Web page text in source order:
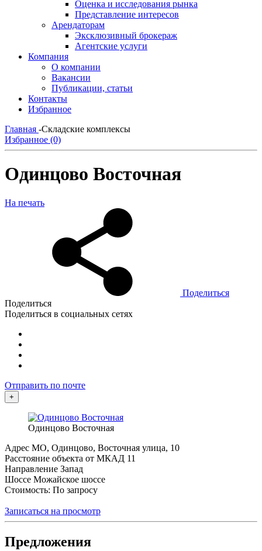
Оценка и исследования рынка
Представление интересов
Арендаторам
Эксклюзивный брокераж
Агентские услуги
Компания
О компании
Вакансии
Публикации, статьи
Контакты
Избранное
Главная -Складские комплексы
Избранное (0)
Одинцово Восточная
На печать
Поделиться
Поделиться
Поделиться в социальных сетях
Отправить по почте
+
Одинцово Восточная
Адрес МО, Одинцово, Восточная улица, 10
Расстояние объекта от МКАД 11
Направление Запад
Шоссе Можайское шоссе
Стоимость: По запросу
Записаться на просмотр
Предложения